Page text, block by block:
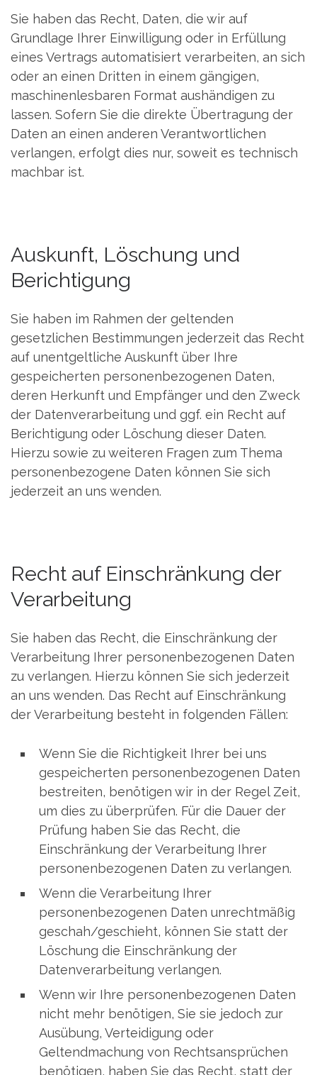
Sie haben das Recht, Daten, die wir auf
Grundlage Ihrer Einwilligung oder in Erfüllung
eines Vertrags automatisiert verarbeiten, an sich
oder an einen Dritten in einem gängigen,
maschinenlesbaren Format aushändigen zu
lassen. Sofern Sie die direkte Übertragung der
Daten an einen anderen Verantwortlichen
verlangen, erfolgt dies nur, soweit es technisch
machbar ist.
Auskunft, Löschung und
Berichtigung
Sie haben im Rahmen der geltenden
gesetzlichen Bestimmungen jederzeit das Recht
auf unentgeltliche Auskunft über Ihre
gespeicherten personenbezogenen Daten,
deren Herkunft und Empfänger und den Zweck
der Datenverarbeitung und ggf. ein Recht auf
Berichtigung oder Löschung dieser Daten.
Hierzu sowie zu weiteren Fragen zum Thema
personenbezogene Daten können Sie sich
jederzeit an uns wenden.
Recht auf Einschränkung der
Verarbeitung
Sie haben das Recht, die Einschränkung der
Verarbeitung Ihrer personenbezogenen Daten
zu verlangen. Hierzu können Sie sich jederzeit
an uns wenden. Das Recht auf Einschränkung
der Verarbeitung besteht in folgenden Fällen:
Wenn Sie die Richtigkeit Ihrer bei uns
gespeicherten personenbezogenen Daten
bestreiten, benötigen wir in der Regel Zeit,
um dies zu überprüfen. Für die Dauer der
Prüfung haben Sie das Recht, die
Einschränkung der Verarbeitung Ihrer
personenbezogenen Daten zu verlangen.
Wenn die Verarbeitung Ihrer
personenbezogenen Daten unrechtmäßig
geschah/geschieht, können Sie statt der
Löschung die Einschränkung der
Datenverarbeitung verlangen.
Wenn wir Ihre personenbezogenen Daten
nicht mehr benötigen, Sie sie jedoch zur
Ausübung, Verteidigung oder
Geltendmachung von Rechtsansprüchen
benötigen, haben Sie das Recht, statt der